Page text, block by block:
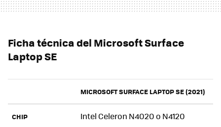
Ficha técnica del Microsoft Surface
Laptop SE
MICROSOFT SURFACE LAPTOP SE (2021)
CHIP Intel Celeron N4020 o N4120